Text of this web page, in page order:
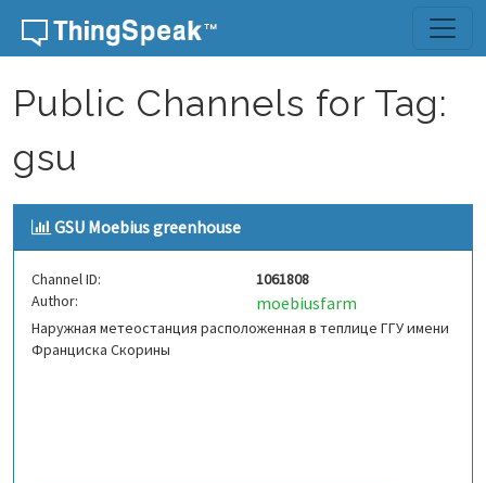
Skip to content
Public Channels for Tag:
gsu
GSU Moebius greenhouse
Channel ID:
1061808
Author:
moebiusfarm
Наружная метеостанция расположенная в теплице ГГУ имени
Франциска Скорины